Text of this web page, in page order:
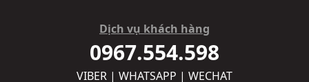
Dịch vụ khách hàng
0967.554.598
VIBER | WHATSAPP | WECHAT